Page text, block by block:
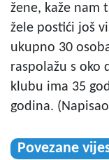
žene, kaže nam
žele postići još
ukupno 30
raspolažu s oko
klubu ima 35
godina.
Povezane